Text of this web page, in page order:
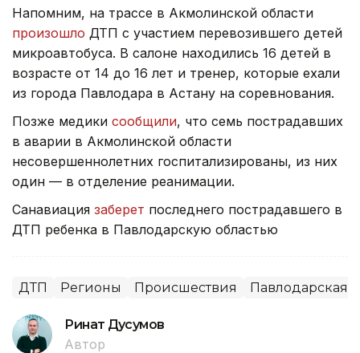
Напомним, на трассе в Акмолинской области
произошло ДТП с участием перевозившего детей
микроавтобуса. В салоне находились 16 детей в
возрасте от 14 до 16 лет и тренер, которые ехали
из города Павлодара в Астану на соревнования.
Позже медики сообщили, что семь пострадавших
в аварии в Акмолинской области
несовершеннолетних госпитализированы, из них
один — в отделение реанимации.
Санавиация заберет последнего пострадавшего в
ДТП ребенка в Павлодарскую областью
ДТП Регионы Происшествия Павлодарская
Ринат Дусумов
Автор